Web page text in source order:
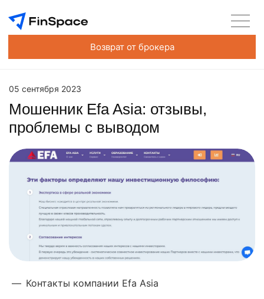
Возврат от брокера
05 сентября 2023
Мошенник Efa Asia: отзывы,
проблемы с выводом
— Контакты компании Efa Asia